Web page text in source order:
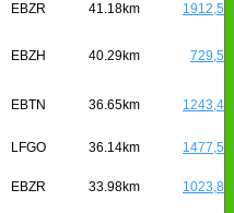
EBZR 41.18km 1912,5
EBZH 40.29km 729,5
EBTN 36.65km 1243,4
LFGO 36.14km 1477,5
EBZR 33.98km 1023,8